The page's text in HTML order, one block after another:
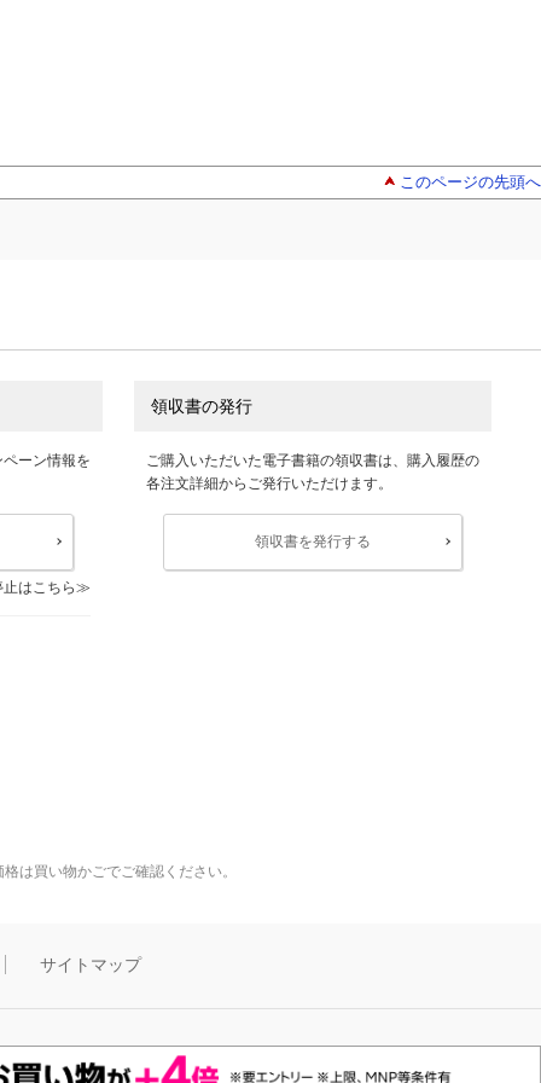
このページの先頭へ
ーン情報を
はこちら
領収書の発行
ご購入いただいた電子書籍の領収書は、購入履歴の
各注文詳細からご発行いただけます。
領収書を発行する
は買い物かごでご確認ください。
サイトマップ